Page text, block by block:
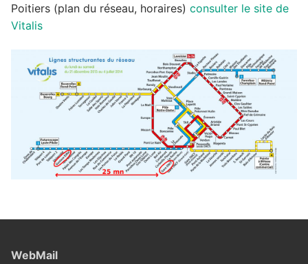
Poitiers (plan du réseau, horaires) consulter le site de
Vitalis
WebMail